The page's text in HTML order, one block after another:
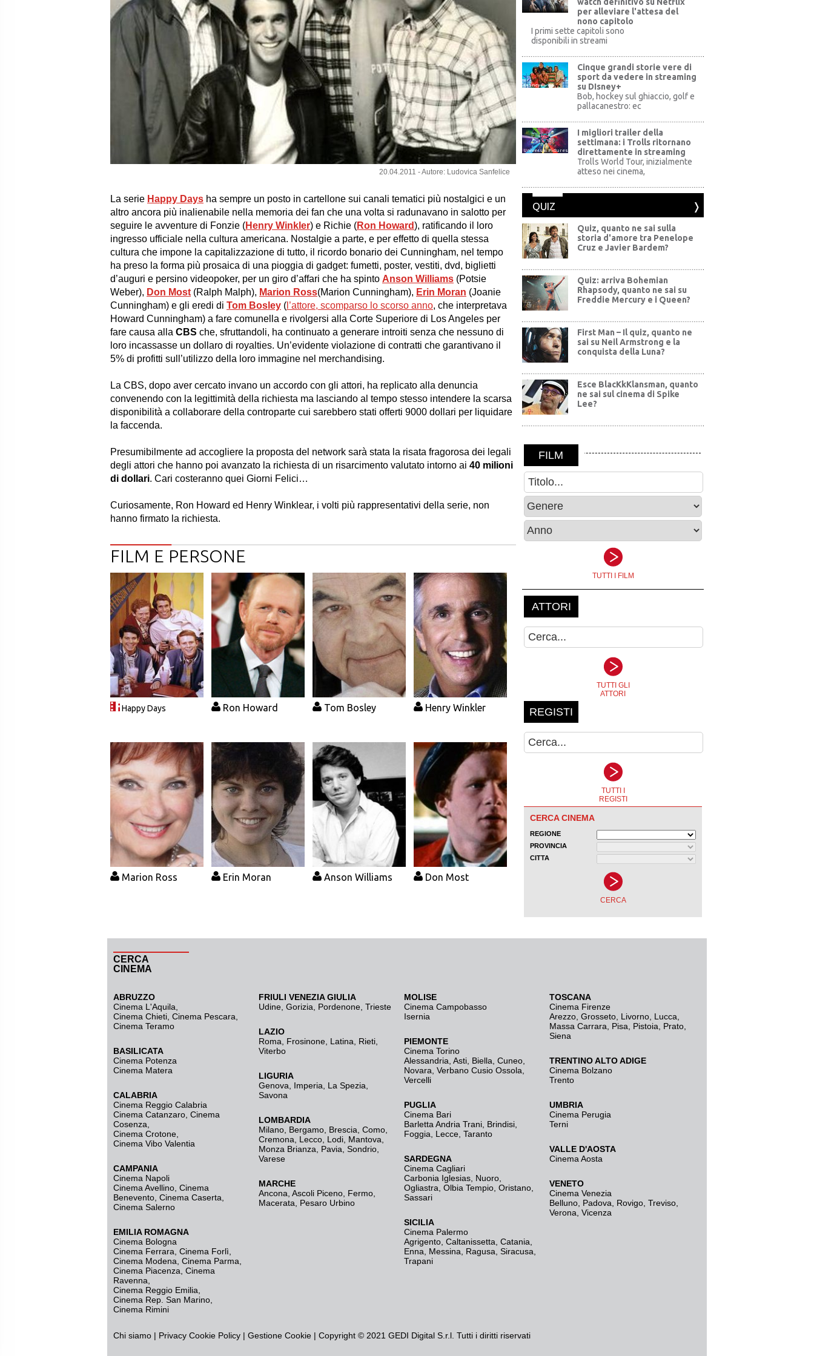
20.04.2011 - Autore: Ludovica Sanfelice
La serie Happy Days ha sempre un posto in cartellone sui canali tematici più nostalgici e un
altro ancora più inalienabile nella memoria dei fan che una volta si radunavano in salotto per
seguire le avventure di Fonzie (Henry Winkler) e Richie (Ron Howard), ratificando il loro
ingresso ufficiale nella cultura americana. Nostalgie a parte, e per effetto di quella stessa
cultura che impone la capitalizzazione di tutto, il ricordo bonario dei Cunningham, nel tempo
ha preso la forma più prosaica di una pioggia di gadget: fumetti, poster, vestiti, dvd, biglietti
d’auguri e persino videopoker, per un giro d’affari che ha spinto Anson Williams (Potsie
Weber), Don Most (Ralph Malph), Marion Ross(Marion Cunningham), Erin Moran (Joanie
Cunningham) e gli eredi di Tom Bosley ( l’attore, scomparso lo scorso anno, che interpretava
Howard Cunningham) a fare comunella e rivolgersi alla Corte Superiore di Los Angeles per
fare causa alla CBS che, sfruttandoli, ha continuato a generare introiti senza che nessuno di
loro incassasse un dollaro di royalties. Un’evidente violazione di contratti che garantivano il
5% di profitti sull’utilizzo della loro immagine nel merchandising.
La CBS, dopo aver cercato invano un accordo con gli attori, ha replicato alla denuncia
convenendo con la legittimità della richiesta ma lasciando al tempo stesso intendere la scarsa
disponibilità a collaborare della controparte cui sarebbero stati offerti 9000 dollari per liquidare
la faccenda.
Presumibilmente ad accogliere la proposta del network sarà stata la risata fragorosa dei legali
degli attori che hanno poi avanzato la richiesta di un risarcimento valutato intorno ai 40 milioni
di dollari. Cari costeranno quei Giorni Felici…
Curiosamente, Ron Howard ed Henry Winklear, i volti più rappresentativi della serie, non
hanno firmato la richiesta.
FILM E PERSONE
Happy Days Ron Howard Tom Bosley Henry Winkler
Marion Ross Erin Moran Anson Williams Don Most
per alleviare l'attesa del
nono capitolo
I primi sette capitoli sono
disponibili in streami
Disney+
Cinque grandi storie vere di
sport da vedere in streaming
su DIsney+
Bob, hockey sul ghiaccio, golf e
pallacanestro: ec
Universal Pictures
I migliori trailer della
settimana: i Trolls ritornano
direttamente in streaming
Trolls World Tour, inizialmente
atteso nei cinema,
QUIZ
Quiz, quanto ne sai sulla
storia d'amore tra Penelope
Cruz e Javier Bardem?
Quiz: arriva Bohemian
Rhapsody, quanto ne sai su
Freddie Mercury e i Queen?
First Man – Il quiz, quanto ne
sai su Neil Armstrong e la
conquista della Luna?
Esce BlacKkKlansman, quanto
ne sai sul cinema di Spike
Lee?
CERCA
CINEMA
ABRUZZO
Cinema L'Aquila
Cinema Chieti, Cinema Pescara,
Cinema Teramo
BASILICATA
Cinema Potenza
Cinema Matera
CALABRIA
Cinema Reggio Calabria
Cinema Catanzaro Cinema
Cosenza
Cinema Crotone
Cinema Vibo Valentia
CAMPANIA
Cinema Napoli
Cinema Avellino Cinema
Benevento Cinema Caserta
Cinema Salerno
EMILIA ROMAGNA
Cinema Bologna
Cinema Ferrara Cinema Forlì
Cinema Modena Cinema Parma
Cinema Piacenza Cinema
Ravenna
Cinema Reggio Emilia
Cinema Rep. San Marino
Cinema Rimini
FRIULI VENEZIA GIULIA
Udine Gorizia Pordenone Trieste
LAZIO
Roma
Frosinone Latina Rieti
Viterbo
LIGURIA
Genova
Imperia La Spezia
Savona
LOMBARDIA
Milano Bergamo Brescia, Como
Cremona
Lecco Lodi Mantova
Monza Brianza
Pavia Sondrio
Varese
MARCHE
Ancona Ascoli Piceno Fermo
Macerata
Pesaro Urbino
MOLISE
Cinema Campobasso
Isernia
PIEMONTE
Cinema Torino
Alessandria Asti Biella Cuneo
Novara Verbano Cusio Ossola
Vercelli
PUGLIA
Cinema Bari
Barletta Andria Trani Brindisi
Foggia
Lecce Taranto
SARDEGNA
Cinema Cagliari
Carbonia Iglesias Nuoro
Ogliastra Olbia Tempio Oristano
Sassari
SICILIA
Cinema Palermo
Agrigento Caltanissetta Catania
Enna
Messina Ragusa Siracusa
Trapani
TOSCANA
Cinema Firenze
Arezzo Grosseto Livorno Lucca
Massa Carrara
Pisa Pistoia Prato
Siena
TRENTINO ALTO ADIGE
Cinema Bolzano
Trento
UMBRIA
Cinema Perugia
Terni
VALLE D'AOSTA
Cinema Aosta
VENETO
Cinema Venezia
Belluno Padova Rovigo Treviso
Verona Vicenza
Chi siamo | Privacy Cookie Policy | Gestione Cookie | Copyright © 2021 GEDI Digital S.r.l. Tutti i diritti riservati